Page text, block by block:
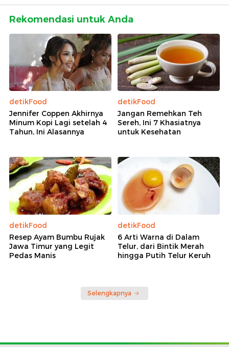
Rekomendasi untuk Anda
detikFood
Jennifer Coppen Akhirnya
Minum Kopi Lagi setelah 4
Tahun, Ini Alasannya
detikFood
Jangan Remehkan Teh
Sereh, Ini 7 Khasiatnya
untuk Kesehatan
detikFood
Resep Ayam Bumbu Rujak
Jawa Timur yang Legit
Pedas Manis
detikFood
6 Arti Warna di Dalam
Telur, dari Bintik Merah
hingga Putih Telur Keruh
Selengkapnya